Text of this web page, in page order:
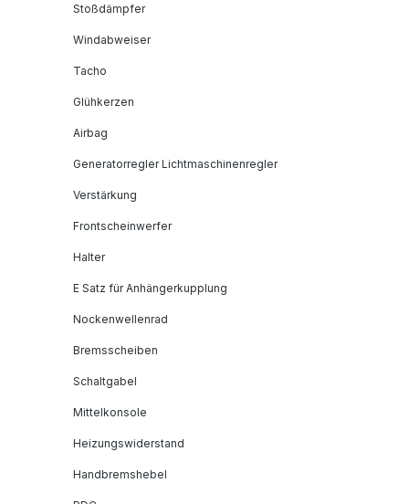
Stoßdämpfer
Windabweiser
Tacho
Glühkerzen
Airbag
Generatorregler Lichtmaschinenregler
Verstärkung
Frontscheinwerfer
Halter
E Satz für Anhängerkupplung
Nockenwellenrad
Bremsscheiben
Schaltgabel
Mittelkonsole
Heizungswiderstand
Handbremshebel